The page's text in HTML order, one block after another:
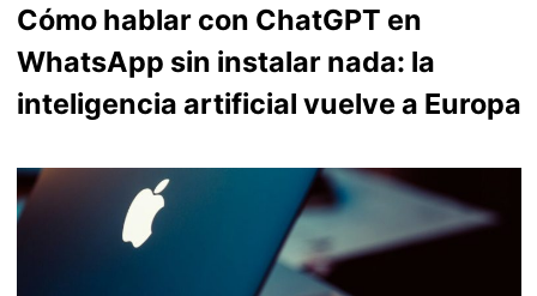
Cómo hablar con ChatGPT en
WhatsApp sin instalar nada: la
inteligencia artificial vuelve a Europa